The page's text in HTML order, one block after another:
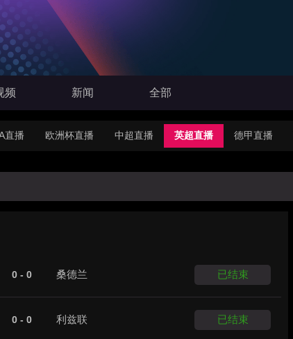
频 新闻 全部
直播 欧洲杯直播 中超直播 英超直播 德甲直播
0 - 0 桑德兰 已结束
0 - 0 利兹联 已结束